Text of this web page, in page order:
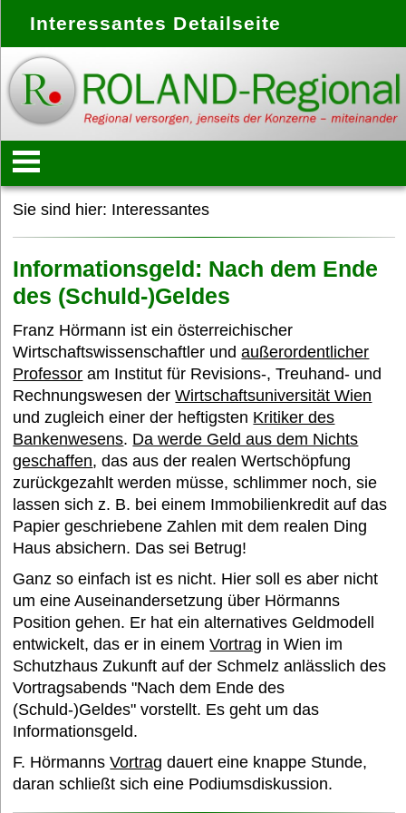
Interessantes Detailseite
Startseite
Konzept
Anbieter
Treffpunkte
Termine
Bildung und Wissen e. V.
Interessantes
Medien
FAQ
Sie sind hier: Interessantes
Informationsgeld: Nach dem Ende
des (Schuld-)Geldes
Franz Hörmann ist ein österreichischer
Wirtschaftswissenschaftler undaußerordentlicher
Professor am Institut für Revisions-, Treuhand- und
Rechnungswesen derWirtschaftsuniversität Wien
und zugleich einer der heftigsten Kritiker des
Bankenwesens. Da werde Geld aus dem Nichts
geschaffen, das aus der realen Wertschöpfung
zurückgezahlt werden müsse, schlimmer noch, sie
lassen sich z. B. bei einem Immobilienkredit auf das
Papier geschriebene Zahlen mit dem realen Ding
Haus absichern. Das sei Betrug!
Ganz so einfach ist es nicht. Hier soll es aber nicht
um eine Auseinandersetzung über Hörmanns
Position gehen. Er hat ein alternatives Geldmodell
entwickelt, das er in einemVortrag in Wien im
Schutzhaus Zukunft auf der Schmelz anlässlich des
Vortragsabends "Nach dem Ende des
(Schuld-)Geldes" vorstellt. Es geht um das
Informationsgeld.
F. HörmannsVortrag dauert eine knappe Stunde,
daran schließt sich eine Podiumsdiskussion.